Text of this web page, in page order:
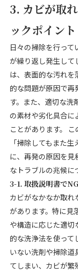
3. カビが取
ックポイント
日々の掃除を行って
が繰り返し発生して
は、表面的な汚れ
的な問題が原因で再
す。また、適切な洗
の素材や劣化具合に
ことがあります。
「掃除してもまた
に、再発の原因を
なトラブルの兆候に
3-1. 取扱説明書で
カビがなかなか取れ
があります。特に見
や構造に応じた適
的な洗浄法を使って
いない洗剤や掃除
てしまい、カビが繁